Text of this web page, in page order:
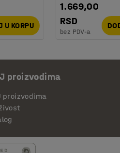
U KORPU
1.669,00
RSD
bez PDV-a
proizvodima
proizvodima